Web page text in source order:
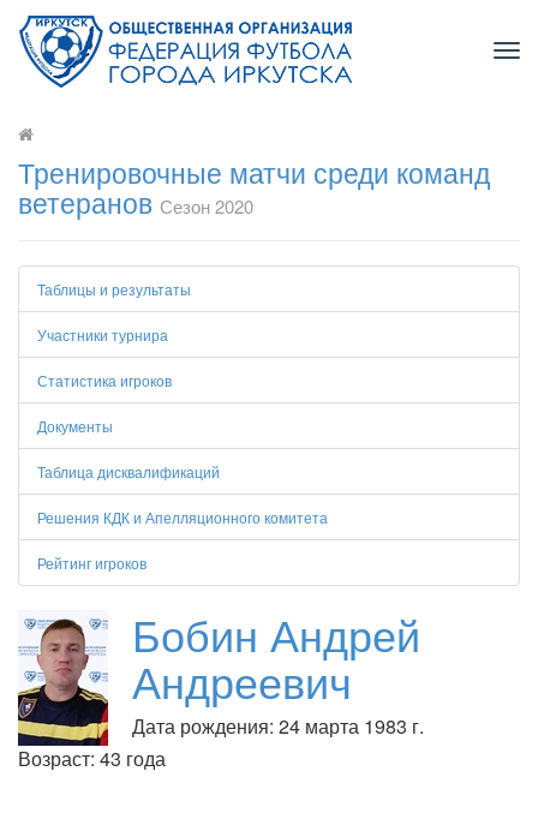
Тренировочные матчи среди команд
ветеранов Сезон 2020
Таблицы и результаты
Участники турнира
Статистика игроков
Документы
Таблица дисквалификаций
Решения КДК и Апелляционного комитета
Рейтинг игроков
Бобин Андрей
Андреевич
Дата рождения: 24 марта 1983 г.
Возраст: 43 года